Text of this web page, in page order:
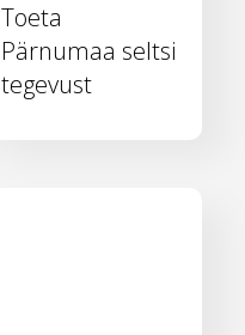
Toeta
Pärnumaa seltsi
tegevust